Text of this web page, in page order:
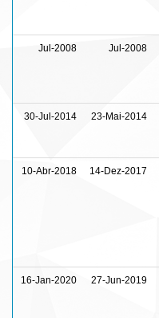
Jul-2008 Jul-2008
30-Jul-2014 23-Mai-2014
10-Abr-2018 14-Dez-2017
16-Jan-2020 27-Jun-2019